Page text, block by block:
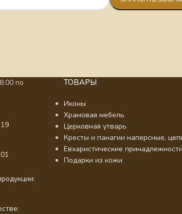
по
ТОВАРЫ
Иконы
Храмовая мебель
Церковная утварь
Кресты и панагии наперсные,
Евхаристические принадлежности
Подарки из кожи